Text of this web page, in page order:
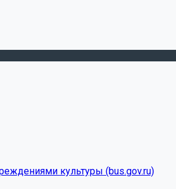
культуры (bus.gov.ru)